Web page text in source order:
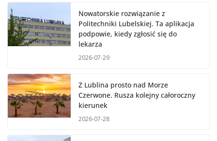
Nowatorskie rozwiązanie z
Politechniki Lubelskiej. Ta aplikacja
podpowie, kiedy zgłosić się do
lekarza
2026-07-29
Z Lublina prosto nad Morze
Czerwone. Rusza kolejny całoroczny
kierunek
2026-07-28